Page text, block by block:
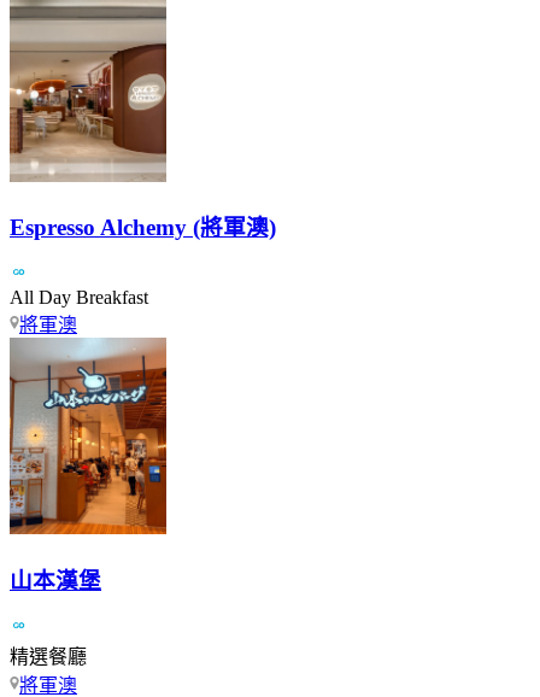
Espresso Alchemy (將軍澳)
All Day Breakfast
將軍澳
山本漢堡
精選餐廳
將軍澳